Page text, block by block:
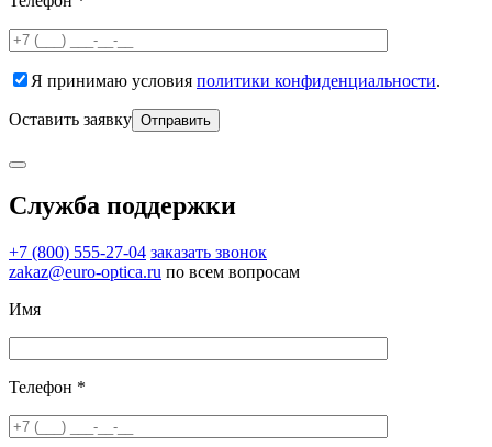
Я принимаю условия политики конфиденциальности.
Оставить заявку
Служба поддержки
+7 (800) 555-27-04 заказать звонок
zakaz@euro-optica.ru по всем вопросам
Имя
Телефон *